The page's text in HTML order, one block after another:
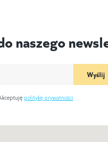
naszego
Wyślij
politykę prywatności